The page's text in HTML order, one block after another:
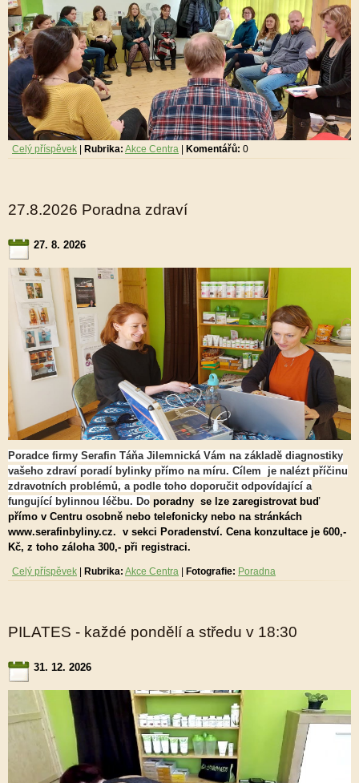
Celý příspěvek Rubrika: Akce Centra Komentářů: 0
27.8.2026 Poradna zdraví
27. 8. 2026
Poradce firmy Serafin Táňa Jilemnická Vám na základě diagnostiky
vašeho zdraví poradí bylinky přímo na míru. Cílem je nalézt příčinu
zdravotních problémů, a podle toho doporučit odpovídající a
fungující bylinnou léčbu. Do poradny se lze zaregistrovat buď
přímo v Centru osobně nebo telefonicky nebo na stránkách
www.serafinbyliny.cz. v sekci Poradenství. Cena konzultace je 600,-
Kč, z toho záloha 300,- při registraci.
Celý příspěvek Rubrika: Akce Centra Fotografie: Poradna
PILATES - každé pondělí a středu v 18:30
31. 12. 2026